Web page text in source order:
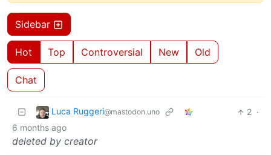
Sidebar
Hot Top Controversial New Old
Chat
Luca Ruggeri@mastodon.uno 2 ·
6 months ago
deleted by creator